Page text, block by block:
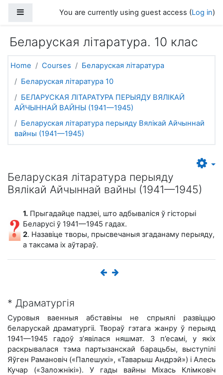
Side panelYou are currently using guest access (Log in)
Беларуская літаратура. 10 клас
Home Courses
Беларуская літаратура
Беларуская літаратура 10
БЕЛАРУСКАЯ ЛІТАРАТУРА ПЕРЫЯДУ ВЯЛІКАЙ
АЙЧЫННАЙ ВАЙНЫ (1941—1945)
Беларуская літаратура перыяду Вялікай Айчыннай
вайны (1941—1945)
Беларуская літаратура перыяду
Вялікай Айчыннай вайны (1941—1945)
1. Прыгадайце падзеі, што адбываліся ў гісторыі
Беларусі ў 1941—1945 гадах.
2. Назавіце творы, прысвечаныя згаданаму перыяду,
а таксама іх аўтараў.
* Драматургія
Суровыя ваенныя абставіны не спрыялі развіццю
беларускай драматургіі. Твораў гэтага жанру ў перыяд
1941—1945 гадоў з’явілася няшмат. З п’есамі, у якіх
раскрывалася тэма партызанскай барацьбы, выступілі
Яўген Рамановіч («Палешукі», «Таварыш Андрэй») і Алесь
Кучар («Заложнікі»). У гады вайны Міхась Клімковіч